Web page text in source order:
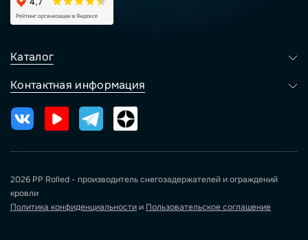
Каталог
Контактная информация
2026 PP Rolled - производитель снегозадержателей и ограждений
кровли
Политика конфиденциальностии Пользовательское соглашение